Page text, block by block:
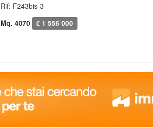
Rif: F243bis-3
Mq. 4070
€ 1 556 000